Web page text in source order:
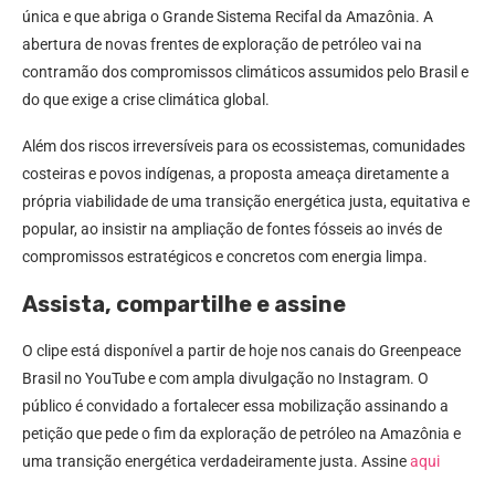
única e que abriga o Grande Sistema Recifal da Amazônia. A
abertura de novas frentes de exploração de petróleo vai na
contramão dos compromissos climáticos assumidos pelo Brasil e
do que exige a crise climática global.
Além dos riscos irreversíveis para os ecossistemas, comunidades
costeiras e povos indígenas, a proposta ameaça diretamente a
própria viabilidade de uma transição energética justa, equitativa e
popular, ao insistir na ampliação de fontes fósseis ao invés de
compromissos estratégicos e concretos com energia limpa.
Assista, compartilhe e assine
O clipe está disponível a partir de hoje nos canais do Greenpeace
Brasil no YouTube e com ampla divulgação no Instagram. O
público é convidado a fortalecer essa mobilização assinando a
petição que pede o fim da exploração de petróleo na Amazônia e
uma transição energética verdadeiramente justa. Assineaqui